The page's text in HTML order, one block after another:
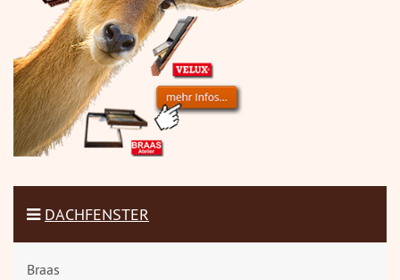
DACHFENSTER
Braas